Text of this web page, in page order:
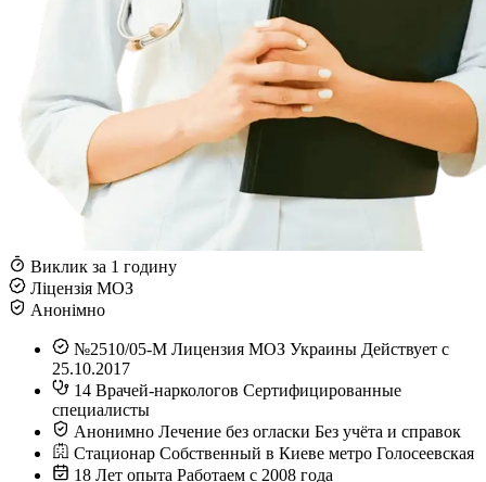
Виклик за 1 годину
Ліцензія МОЗ
Анонімно
№2510/05-М Лицензия МОЗ Украины Действует с
25.10.2017
14 Врачей-наркологов Сертифицированные
специалисты
Анонимно Лечение без огласки Без учёта и справок
Стационар Собственный в Киеве метро Голосеевская
18 Лет опыта Работаем с 2008 года